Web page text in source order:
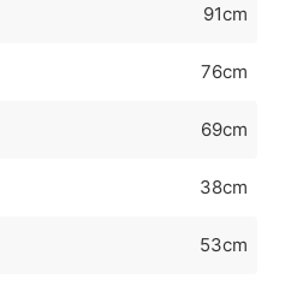
91cm
76cm
69cm
38cm
53cm